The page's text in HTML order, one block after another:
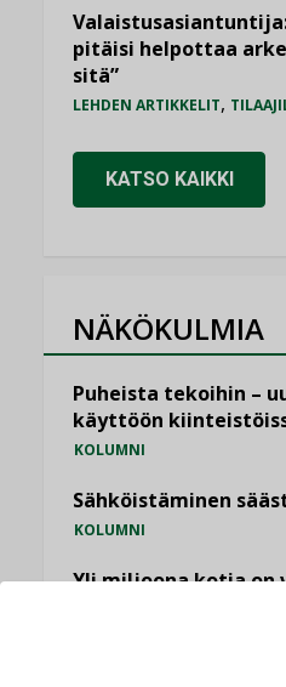
pitäisi helpottaa
sitä”
LEHDEN ARTIKKELIT,
KATSO KAIKKI
NÄKÖKULMIA
Puheista tekoihin –
käyttöön
KOLUMNI
Sähköistäminen
KOLUMNI
Yli miljoona kotia on